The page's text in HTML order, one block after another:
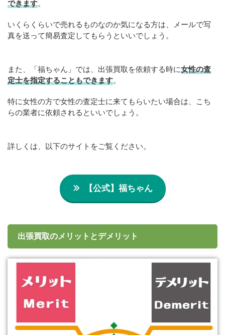
できます。
いくらくらいで売れるものなのか気になる方は、メールで写
真を送って簡易査定してもらうといいでしょう。
また、「福ちゃん」では、出張買取を依頼する時に女性の査
定士を指定することもできます。
特に女性の方で女性の査定士に来てもらいたい場合は、こち
らの業者に依頼されるといいでしょう。
詳しくは、以下のサイトをご覧ください。
【公式】福ちゃん
出張買取のメリットとデメリット